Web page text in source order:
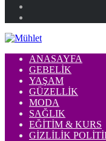
ANASAYFA
GEBELIK
YAŞAM
GÜZELLIK
MODA
SAĞLIK
EĞITIM & KURS
GIZLILIK